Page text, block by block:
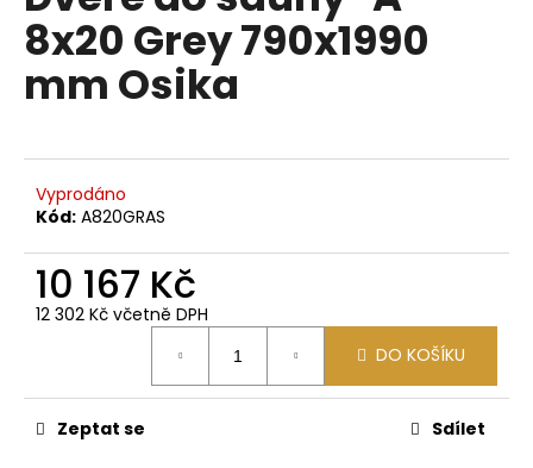
0,0
z
5
hvězdiček.
8x20 Grey 790x1990
mm Osika
Vyprodáno
Kód: A820GRAS
10 167 Kč
12 302 Kč včetně DPH
DO KOŠÍKU
Zeptat se Sdílet
a
j
í
?
o
p